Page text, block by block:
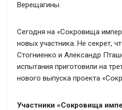
Верещагины.
Сегодня на «Сокровища
новых участника. Не секрет,
Стогниенко и Александр
испытания приготовили на
нового выпуска проекта
Участники «Сокровища